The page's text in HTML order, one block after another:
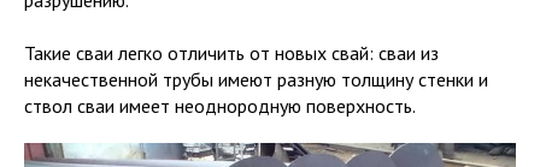
Такие сваи легко отличить от новых свай: сваи из
некачественной трубы имеют разную толщину стенки и
ствол сваи имеет неоднородную поверхность.